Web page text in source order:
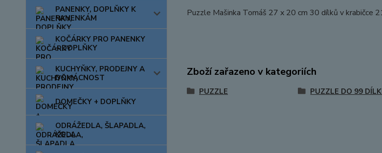
PANENKY, DOPLŇKY K
PANENKÁM
KOČÁRKY PRO PANENKY
+ DOPLŇKY
KUCHYŇKY, PRODEJNY A
DOMÁCNOST
DOMEČKY + DOPLŇKY
ODRÁŽEDLA, ŠLAPADLA,
KOLA
Puzzle Mašinka Tomáš 27 x 20 cm 30 dílků v krabičce
Zboží zařazeno v kategoriích
PUZZLE PUZZLE DO 99